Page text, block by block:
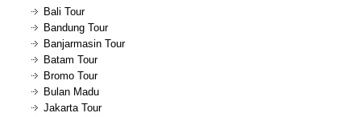
Bali Tour
Bandung Tour
Banjarmasin Tour
Batam Tour
Bromo Tour
Bulan Madu
Jakarta Tour